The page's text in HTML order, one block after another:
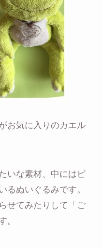
お気に入りのカエル
いな素材、中にはビ
るぬいぐるみです。
せてみたりして「ご
。